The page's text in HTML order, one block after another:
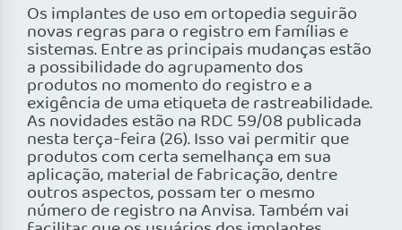
Os implantes de uso em ortopedia seguirão
novas regras para o registro em famílias e
sistemas. Entre as principais mudanças estão
a possibilidade do agrupamento dos
produtos no momento do registro e a
exigência de uma etiqueta de rastreabilidade.
As novidades estão na RDC 59/08 publicada
nesta terça-feira (26). Isso vai permitir que
produtos com certa semelhança em sua
aplicação, material de fabricação, dentre
outros aspectos, possam ter o mesmo
número de registro na Anvisa. Também vai